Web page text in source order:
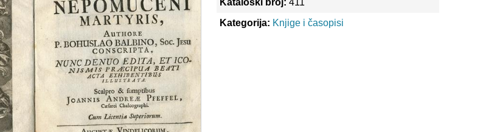
Kataloški broj: 411
Kategorija: Knjige i časopisi